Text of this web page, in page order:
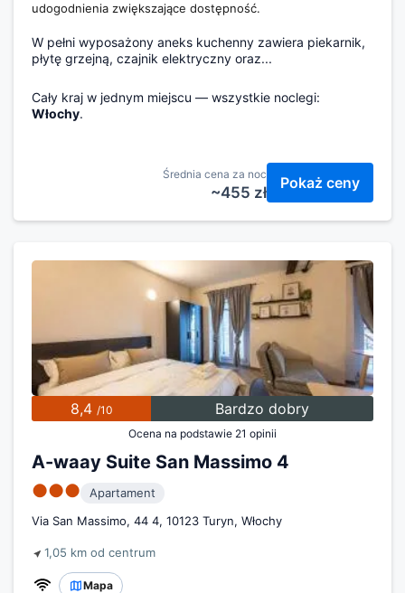
udogodnienia zwiększające dostępność.
W pełni wyposażony aneks kuchenny zawiera piekarnik,
płytę grzejną, czajnik elektryczny oraz...
Cały kraj w jednym miejscu — wszystkie noclegi:
Włochy.
Średnia cena za noc
~455 zł
Pokaż ceny
8,4 /10 Bardzo dobry
Ocena na podstawie 21 opinii
A-waay Suite San Massimo 4
●●●
Apartament
Via San Massimo, 44 4, 10123 Turyn, Włochy
1,05 km od centrum
Mapa